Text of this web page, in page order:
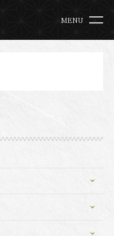
MENU